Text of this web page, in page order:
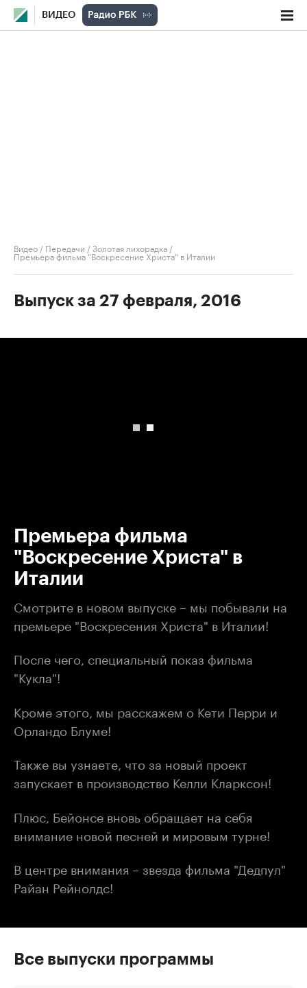
ВИДЕО
Видео / Передачи /Золотая лихорадка /
Премьера фильма "Воскресение Христа" в Италии
Выпуск за 27 февраля, 2016
Премьера фильма
"Воскресение Христа" в
Италии
Смотрите в новом выпуске – мы побывали на
премьере "Воскресения Христа" в Италии!
После чего, специальный показ фильма
"Кукла"!
Кроме этого, мы расскажем о Кети Перри и
Орландо Блуме!
Также вы узнаете, что за новый проект
запускает в производство Келли Кларксон!
Плюс, Бейонсе вновь обращает на себя
внимание новой песней и мировым турне!
В центре внимания – звезда фильма "Дедпул"
Райан Рейнолдс!
Все выпуски программы